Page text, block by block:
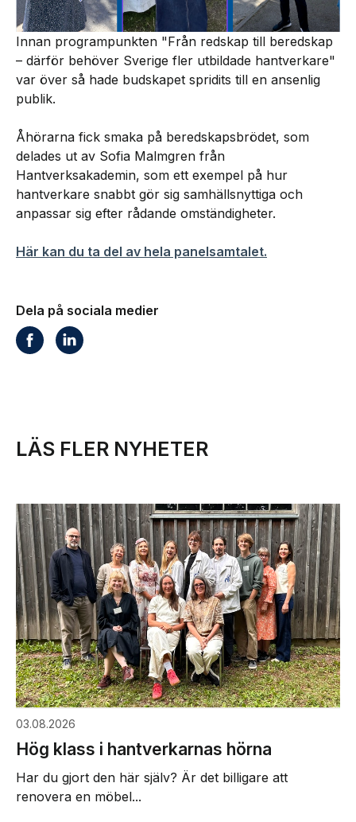
Innan programpunkten "Från redskap till beredskap
– därför behöver Sverige fler utbildade hantverkare"
var över så hade budskapet spridits till en ansenlig
publik.
Åhörarna fick smaka på beredskapsbrödet, som
delades ut av Sofia Malmgren från
Hantverksakademin, som ett exempel på hur
hantverkare snabbt gör sig samhällsnyttiga och
anpassar sig efter rådande omständigheter.
Här kan du ta del av hela panelsamtalet.
Dela på sociala medier
LÄS FLER NYHETER
03.08.2026
Hög klass i hantverkarnas hörna
Har du gjort den här själv? Är det billigare att
renovera en möbel...